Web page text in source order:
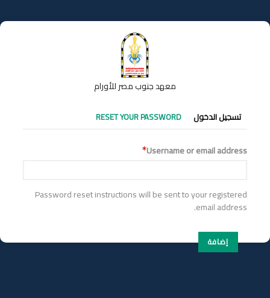
إلى
المحتوى
معهد جنوب مصر للأورام
التبويبات
الأساسية
تسجيل الدخول RESET YOUR PASSWORD
Username or email address
Password reset instructions will be sent to your registered
email address.